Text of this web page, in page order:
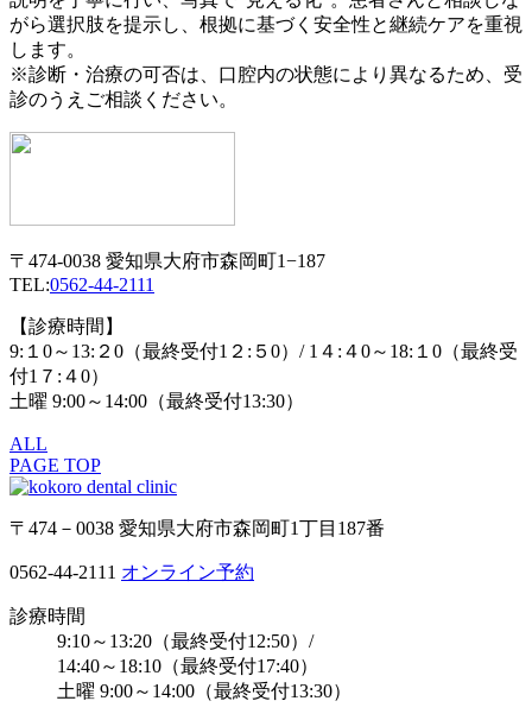
がら選択肢を提示し、根拠に基づく安全性と継続ケアを重視
します。
※診断・治療の可否は、口腔内の状態により異なるため、受
診のうえご相談ください。
〒474-0038 愛知県大府市森岡町1−187
TEL:0562-44-2111
【診療時間】
9:１0～13:２0（最終受付1２:５0）/ 1４:４0～18:１0（最終受
付1７:４0）
土曜 9:00～14:00（最終受付13:30）
ALL
PAGE TOP
〒474－0038 愛知県大府市森岡町1丁目187番
0562-44-2111 オンライン予約
診療時間
9:10～13:20（最終受付12:50）/
14:40～18:10（最終受付17:40）
土曜 9:00～14:00（最終受付13:30）